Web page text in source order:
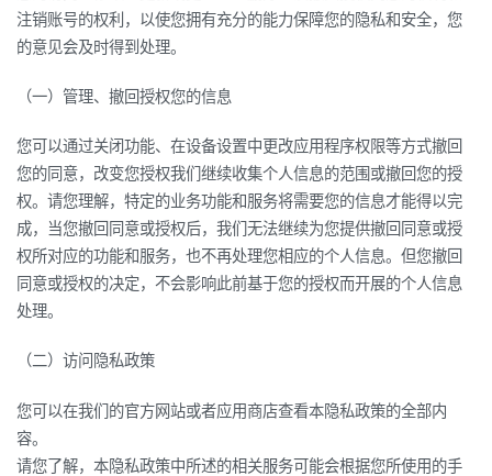
注销账号的权利，以使您拥有充分的能力保障您的隐私和安全，您
的意见会及时得到处理。
（一）管理、撤回授权您的信息
您可以通过关闭功能、在设备设置中更改应用程序权限等方式撤回
您的同意，改变您授权我们继续收集个人信息的范围或撤回您的授
权。请您理解，特定的业务功能和服务将需要您的信息才能得以完
成，当您撤回同意或授权后，我们无法继续为您提供撤回同意或授
权所对应的功能和服务，也不再处理您相应的个人信息。但您撤回
同意或授权的决定，不会影响此前基于您的授权而开展的个人信息
处理。
（二）访问隐私政策
您可以在我们的官方网站或者应用商店查看本隐私政策的全部内
容。
请您了解，本隐私政策中所述的相关服务可能会根据您所使用的手